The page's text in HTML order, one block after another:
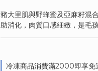
豬大里肌與野蜂蜜及亞麻籽混
助消化，肉質口感細緻，是毛
冷凍商品消費滿2000即享